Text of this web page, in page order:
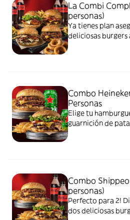
La Combi
personas)
Ya tienes plan
deliciosas burgers
Combo
Personas
Elige tu
guarnición de
Combo Shippeo
personas)
Perfecto para 2!
dos deliciosas